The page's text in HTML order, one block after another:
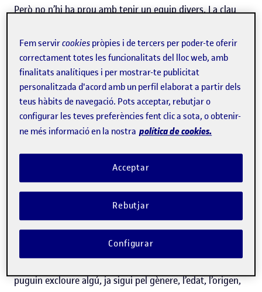
Però no n’hi ha prou amb tenir un equip divers. La clau
dir, assegurar que totes les persones se sentin part del
grup, que siguin escoltades i que tinguin les mateixes
oportunitats per aportar i desenvolupar-se
professionalment.
Què entenem per inclusió
laboral?
La inclusió laboral és molt més que contractar persones
amb perfils diversos. Es tracta de crear un entorn on
totes i tots se sentin valorats, respectats i amb espai per
créixer. Aquí també entra en joc la inclusió social a la
feina: trencar barreres físiques, culturals o socials que
puguin excloure algú, ja sigui pel gènere, l’edat, l’origen,
Fem servircookies pròpies i de tercers per poder-te oferir
correctament totes les funcionalitats del lloc web, amb
finalitats analítiques i per mostrar-te publicitat
personalitzada d'acord amb un perfil elaborat a partir dels
teus hàbits de navegació. Pots acceptar, rebutjar o
configurar les teves preferències fent clic a sota, o obtenir-
ne més informació en la nostra política de cookies.
Rebutjar
Acceptar
Configurar